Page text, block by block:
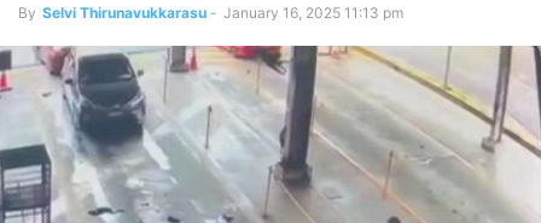
By Selvi Thirunavukkarasu - January 16, 2025 11:13 pm